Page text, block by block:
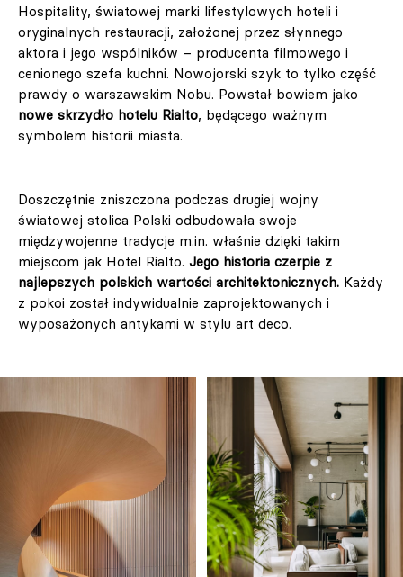
Hospitality, światowej marki lifestylowych hoteli i
oryginalnych restauracji, założonej przez słynnego
aktora i jego wspólników – producenta filmowego i
cenionego szefa kuchni. Nowojorski szyk to tylko część
prawdy o warszawskim Nobu. Powstał bowiem jako
nowe skrzydło hotelu Rialto, będącego ważnym
symbolem historii miasta.
Doszczętnie zniszczona podczas drugiej wojny
światowej stolica Polski odbudowała swoje
międzywojenne tradycje m.in. właśnie dzięki takim
miejscom jak Hotel Rialto. Jego historia czerpie z
najlepszych polskich wartości architektonicznych. Każdy
z pokoi został indywidualnie zaprojektowanych i
wyposażonych antykami w stylu art deco.